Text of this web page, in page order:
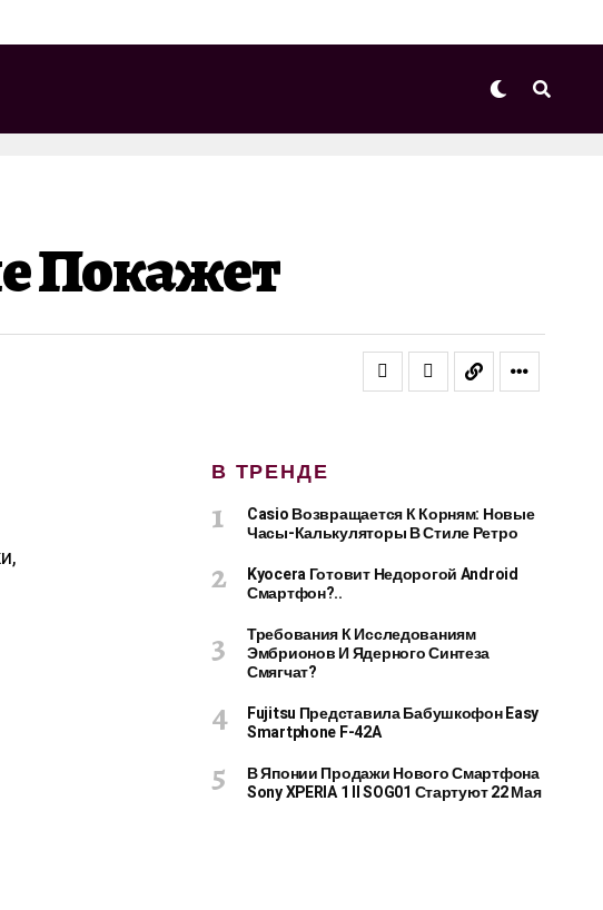
Покажет
В ТРЕНДЕ
Casio Возвращается К Корням: Новые
Часы-Калькуляторы В Стиле Ретро
Kyocera Готовит Недорогой Android
Смартфон?..
Требования К Исследованиям
Эмбрионов И Ядерного Синтеза
Смягчат?
Fujitsu Представила Бабушкофон Easy
Smartphone F-42A
В Японии Продажи Нового Смартфона
Sony XPERIA 1 II SOG01 Стартуют 22 Мая